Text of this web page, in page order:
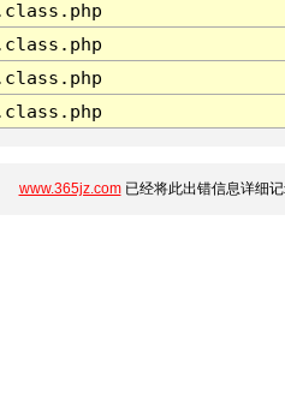
www.365jz.com已经将此出错信息详细